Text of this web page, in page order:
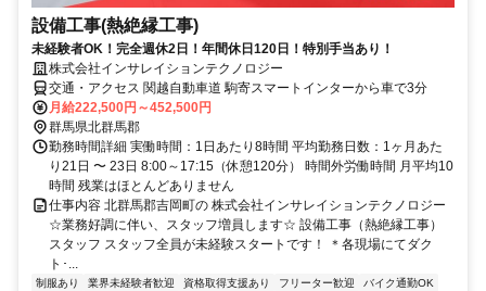
設備工事(熱絶縁工事)
未経験者OK！完全週休2日！年間休日120日！特別手当あり！
株式会社インサレイションテクノロジー
交通・アクセス 関越自動車道 駒寄スマートインターから車で3分
月給222,500円～452,500円
群馬県北群馬郡
勤務時間詳細 実働時間：1日あたり8時間 平均勤務日数：1ヶ月あた
り21日 〜 23日 8:00～17:15（休憩120分） 時間外労働時間 月平均10
時間 残業はほとんどありません
仕事内容 北群馬郡吉岡町の 株式会社インサレイションテクノロジー
☆業務好調に伴い、スタッフ増員します☆ 設備工事（熱絶縁工事）
スタッフ スタッフ全員が未経験スタートです！ ＊各現場にてダク
ト･...
制服あり 業界未経験者歓迎 資格取得支援あり フリーター歓迎
バイク通勤OK